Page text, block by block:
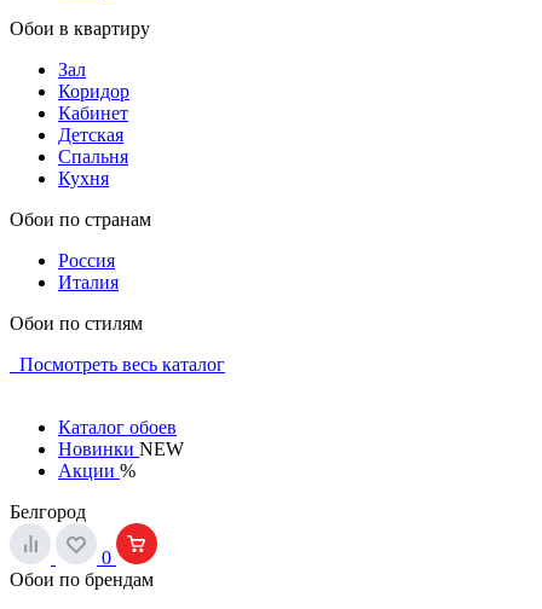
Обои в квартиру
Зал
Коридор
Кабинет
Детская
Спальня
Кухня
Обои по странам
Россия
Италия
Обои по стилям
Посмотреть весь каталог
Каталог обоев
Новинки NEW
Акции %
Белгород
0
Обои по брендам